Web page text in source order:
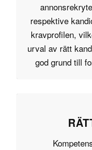
respektive
kravprofilen,
urval av rätt
god grund till